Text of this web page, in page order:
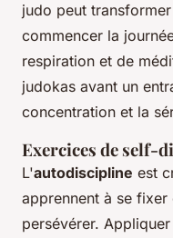
judo peut
commencer la
respiration et de
judokas avant un
concentration et la
Exercices de self-
L'autodiscipline est
apprennent à se
persévérer.